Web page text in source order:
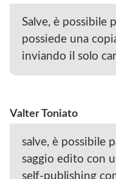
Salve, è possibile
possiede una
inviando il solo
Valter Toniato
salve, è possibile
saggio edito con
self-publishing